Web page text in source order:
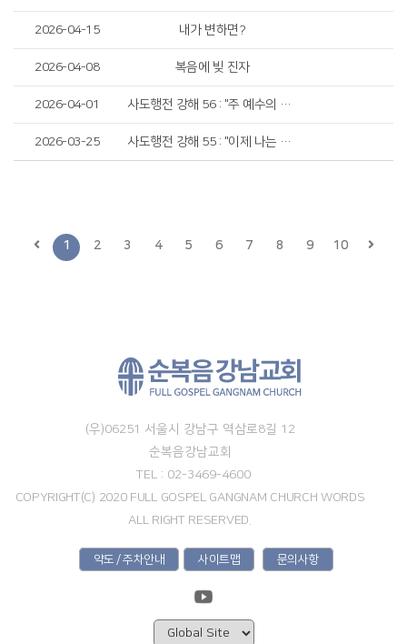
2026-04-15 내가 변하면?
2026-04-08 복음에 빚 진자
2026-04-01 사도행전 강해 56 : "주 예수의 이름을 위하여"
2026-03-25 사도행전 강해 55 : "이제 나는 성령에 매여"
1 2 3 4 5 6 7 8 9 10
(우)06251 서울시 강남구 역삼로8길 12
순복음강남교회
TEL : 02-3469-4600
COPYRIGHT(C) 2020 FULL GOSPEL GANGNAM CHURCH WORDS
ALL RIGHT RESERVED.
약도 / 주차안내 사이트맵 문의사항